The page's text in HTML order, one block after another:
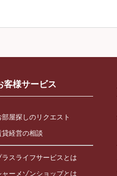
客様サービス
部屋探しのリクエスト
貸経営の相談
ラスライフサービスとは
ャーメゾンショップとは